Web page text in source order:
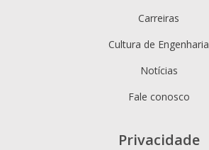
Carreiras
Cultura de Engenharia
Notícias
Fale conosco
Privacidade